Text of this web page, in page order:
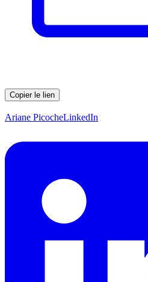
Copier le lien
Ariane PicocheLinkedIn